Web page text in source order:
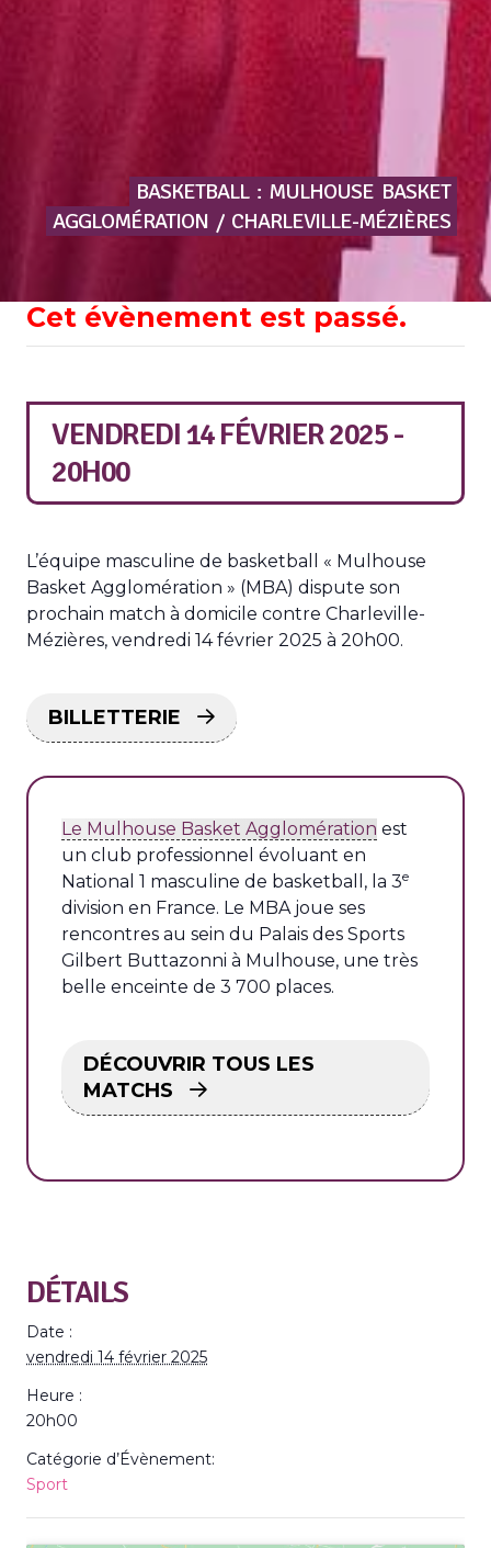
BASKETBALL : MULHOUSE BASKET
AGGLOMÉRATION / CHARLEVILLE-MÉZIÈRES
Cet évènement est passé.
VENDREDI 14 FÉVRIER 2025 -
20H00
L’équipe masculine de basketball « Mulhouse
Basket Agglomération » (MBA) dispute son
prochain match à domicile contre Charleville-
Mézières, vendredi 14 février 2025 à 20h00.
BILLETTERIE
Le Mulhouse Basket Agglomération est
un club professionnel évoluant en
National 1 masculine de basketball, la 3e
division en France. Le MBA joue ses
rencontres au sein du Palais des Sports
Gilbert Buttazonni à Mulhouse, une très
belle enceinte de 3 700 places.
DÉCOUVRIR TOUS LES
MATCHS
DÉTAILS
Date :
vendredi 14 février 2025
Heure :
20h00
Catégorie d’Évènement:
Sport